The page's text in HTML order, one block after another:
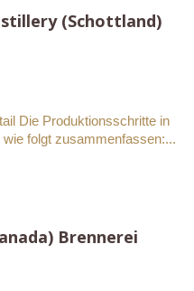
(Schottland)
Die Produktionsschritte in
folgt zusammenfassen:...
Brennerei